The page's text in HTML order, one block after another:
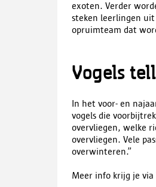
exoten. Verder
steken leerlingen uit
opruimteam dat
Vogels
In het voor- en
vogels die
overvliegen, welke
overvliegen. Vele
overwinteren.”
Meer info krijg je via